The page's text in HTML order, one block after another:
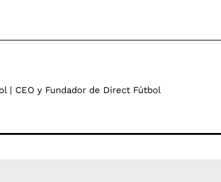
| CEO y Fundador de Direct Fútbol